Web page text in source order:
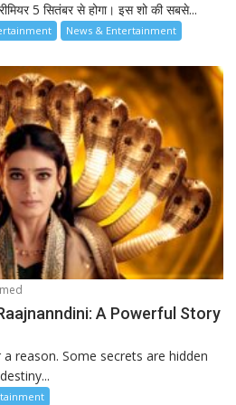
5 सितंबर से होगा। इस शो की सबसे...
News & Entertainment
A Powerful Story
reason. Some secrets are hidden